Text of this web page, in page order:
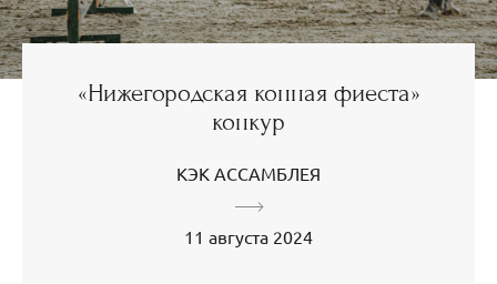
«Нижегородская конная фиеста»
конкур
КЭК АССАМБЛЕЯ
11 августа 2024